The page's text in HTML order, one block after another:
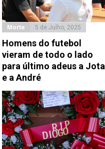
Morte 5 de Julho, 2025
Homens do futebol
vieram de todo o lado
para último adeus a Jota
e a André